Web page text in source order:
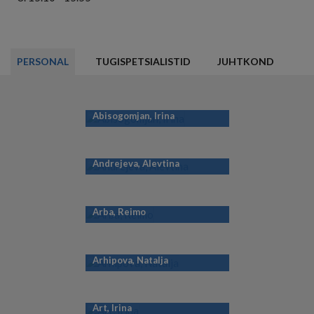
PERSONAL TUGISPETSIALISTID JUHTKOND
Abisogomjan, Irina
Andrejeva, Alevtina
Arba, Reimo
Arhipova, Natalja
Art, Irina